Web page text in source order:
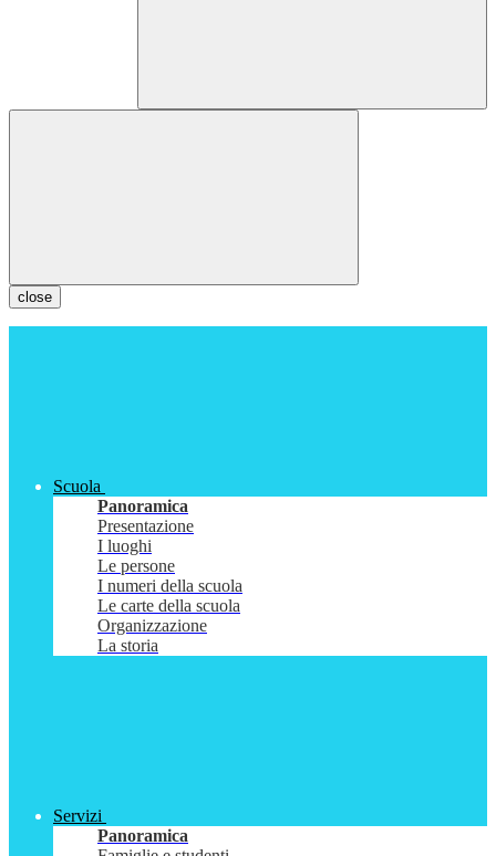
close
Scuola
Panoramica
Presentazione
I luoghi
Le persone
I numeri della scuola
Le carte della scuola
Organizzazione
La storia
Servizi
Panoramica